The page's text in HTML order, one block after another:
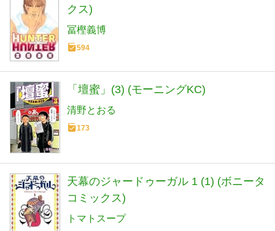
クス)
冨樫義博
594
「壇蜜」(3) (モーニングKC)
清野とおる
173
天幕のジャードゥーガル 1 (1) (ボニータ
コミックス)
トマトスープ